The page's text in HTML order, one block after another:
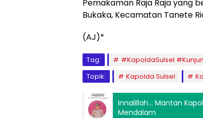
Pemakaman Raja Raja yang
Bukaka, Kecamatan Tanete
(AJ)*
Tag:
#KapoldaSulsel
Topik:
Kapolda Sulsel
Innalillah… Mantan
Mendalam